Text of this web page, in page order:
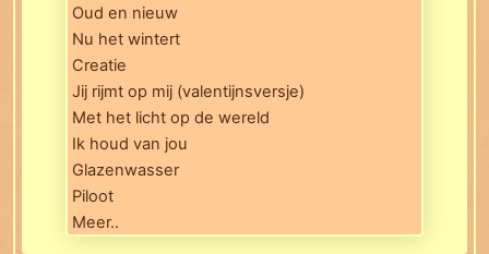
Oud en nieuw
Nu het wintert
Creatie
Jij rijmt op mij (valentijnsversje)
Met het licht op de wereld
Ik houd van jou
Glazenwasser
Piloot
Meer..